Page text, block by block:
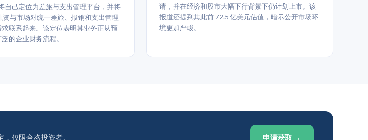
自己定位为差旅与支出管理平台，并将
资与市场对统一差旅、报销和支出管理
联系起来。该定位表明其业务正从预
的企业财务流程。
请，并在经济和股市大幅下行背景下仍计划上市。该
报道还提到其此前 72.5 亿美元估值，暗示公开市场环
境更加严峻。
仅限合格投资者。 申请获取 →